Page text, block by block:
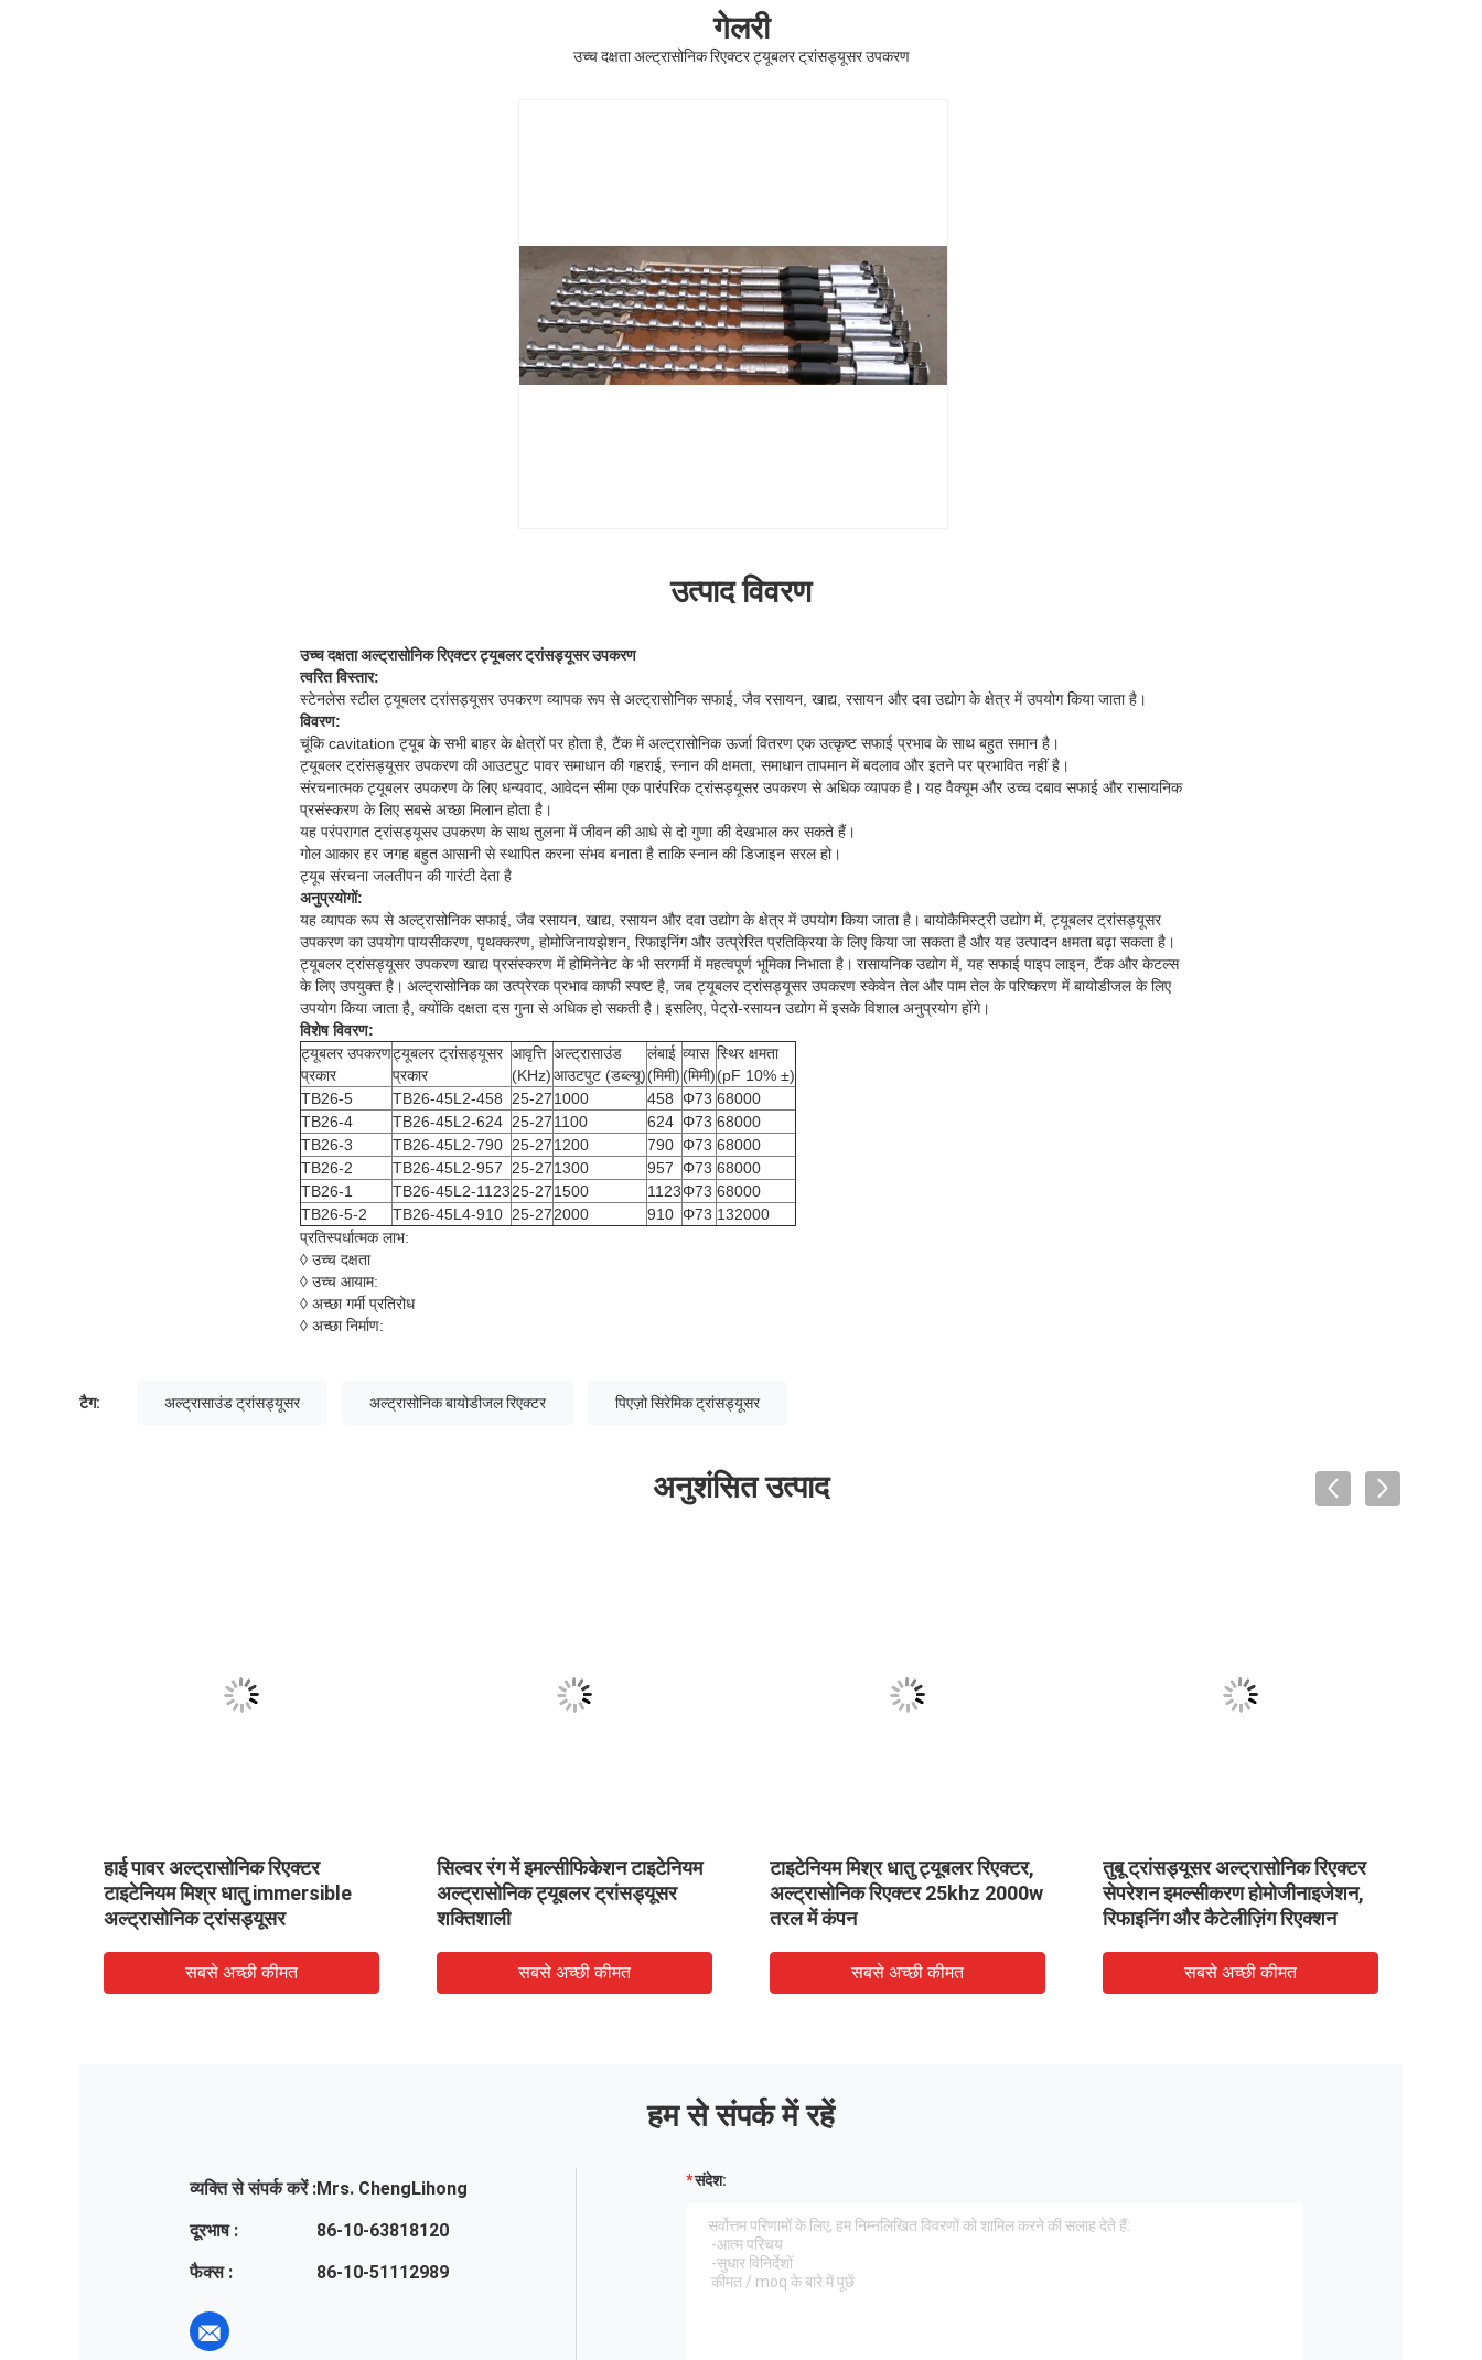
गेलरी
उच्च दक्षता अल्ट्रासोनिक रिएक्टर ट्यूबलर ट्रांसड्यूसर उपकरण
उत्पाद विवरण
उच्च दक्षता अल्ट्रासोनिक रिएक्टर ट्यूबलर ट्रांसड्यूसर उपकरण
त्वरित विस्तार:
स्टेनलेस स्टील ट्यूबलर ट्रांसड्यूसर उपकरण व्यापक रूप से अल्ट्रासोनिक सफाई, जैव रसायन, खाद्य, रसायन और दवा उद्योग के क्षेत्र में उपयोग किया जाता है।
विवरण:
चूंकि cavitation ट्यूब के सभी बाहर के क्षेत्रों पर होता है, टैंक में अल्ट्रासोनिक ऊर्जा वितरण एक उत्कृष्ट सफाई प्रभाव के साथ बहुत समान है।
ट्यूबलर ट्रांसड्यूसर उपकरण की आउटपुट पावर समाधान की गहराई, स्नान की क्षमता, समाधान तापमान में बदलाव और इतने पर प्रभावित नहीं है।
संरचनात्मक ट्यूबलर उपकरण के लिए धन्यवाद, आवेदन सीमा एक पारंपरिक ट्रांसड्यूसर उपकरण से अधिक व्यापक है। यह वैक्यूम और उच्च दबाव सफाई और रासायनिक
प्रसंस्करण के लिए सबसे अच्छा मिलान होता है।
यह परंपरागत ट्रांसड्यूसर उपकरण के साथ तुलना में जीवन की आधे से दो गुणा की देखभाल कर सकते हैं।
गोल आकार हर जगह बहुत आसानी से स्थापित करना संभव बनाता है ताकि स्नान की डिजाइन सरल हो।
ट्यूब संरचना जलतीपन की गारंटी देता है
अनुप्रयोगों:
यह व्यापक रूप से अल्ट्रासोनिक सफाई, जैव रसायन, खाद्य, रसायन और दवा उद्योग के क्षेत्र में उपयोग किया जाता है। बायोकैमिस्ट्री उद्योग में, ट्यूबलर ट्रांसड्यूसर
उपकरण का उपयोग पायसीकरण, पृथक्करण, होमोजिनायझेशन, रिफाइनिंग और उत्प्रेरित प्रतिक्रिया के लिए किया जा सकता है और यह उत्पादन क्षमता बढ़ा सकता है।
ट्यूबलर ट्रांसड्यूसर उपकरण खाद्य प्रसंस्करण में होमिनेनेट के भी सरगर्मी में महत्वपूर्ण भूमिका निभाता है। रासायनिक उद्योग में, यह सफाई पाइप लाइन, टैंक और केटल्स
के लिए उपयुक्त है। अल्ट्रासोनिक का उत्प्रेरक प्रभाव काफी स्पष्ट है, जब ट्यूबलर ट्रांसड्यूसर उपकरण स्केवेन तेल और पाम तेल के परिष्करण में बायोडीजल के लिए
उपयोग किया जाता है, क्योंकि दक्षता दस गुना से अधिक हो सकती है। इसलिए, पेट्रो-रसायन उद्योग में इसके विशाल अनुप्रयोग होंगे।
विशेष विवरण:
ट्यूबलर उपकरण
प्रकार
ट्यूबलर ट्रांसड्यूसर
प्रकार
आवृत्ति
(KHz)
अल्ट्रासाउंड
आउटपुट (डब्ल्यू)
लंबाई
(मिमी)
व्यास
(मिमी)
स्थिर क्षमता
(pF 10% ±)
TB26-5
TB26-45L2-458 25-271000 458 Φ73 68000
TB26-4
TB26-45L2-624 25-271100 624 Φ73 68000
TB26-3
TB26-45L2-790 25-271200 790 Φ73 68000
TB26-2
TB26-45L2-957 25-271300 957 Φ73 68000
TB26-1
TB26-45L2-112325-271500 1123Φ73 68000
TB26-5-2
TB26-45L4-910 25-272000 910 Φ73 132000
प्रतिस्पर्धात्मक लाभ:
◊ उच्च दक्षता
◊ उच्च आयाम:
◊ अच्छा गर्मी प्रतिरोध
◊ अच्छा निर्माण:
टैग: अल्ट्रासाउंड ट्रांसड्यूसर अल्ट्रासोनिक बायोडीजल रिएक्टर पिएज़ो सिरेमिक ट्रांसड्यूसर
अनुशंसित उत्पाद
हाई पावर अल्ट्रासोनिक रिएक्टर
टाइटेनियम मिश्र धातु immersible
अल्ट्रासोनिक ट्रांसड्यूसर
सबसे अच्छी कीमत
सिल्वर रंग में इमल्सीफिकेशन टाइटेनियम
अल्ट्रासोनिक ट्यूबलर ट्रांसड्यूसर
शक्तिशाली
सबसे अच्छी कीमत
टाइटेनियम मिश्र धातु ट्यूबलर रिएक्टर,
अल्ट्रासोनिक रिएक्टर 25khz 2000w
तरल में कंपन
सबसे अच्छी कीमत
तुबू ट्रांसड्यूसर अल्ट्रासोनिक रिएक्टर
सेपरेशन इमल्सीकरण होमोजीनाइजेशन,
रिफाइनिंग और कैटेलीज़िंग रिएक्शन
सबसे अच्छी कीमत
हम से संपर्क में रहें
व्यक्ति से संपर्क करें :Mrs. ChengLihong
दूरभाष :
86-10-63818120
फैक्स :
86-10-51112989
संदेश: